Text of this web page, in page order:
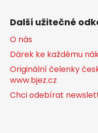
Další užitečné
O nás
Dárek ke každému
Originální čelenky
www.bjez.cz
Chci odebírat